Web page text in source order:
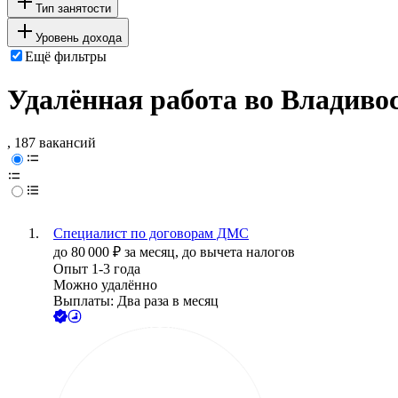
Тип занятости
Уровень дохода
Ещё фильтры
Удалённая работа во
, 187 вакансий
Специалист по договорам ДМС
до 80 000 ₽ за месяц, до вычета налогов
Опыт 1-3 года
Можно удалённо
Выплаты: Два раза в месяц